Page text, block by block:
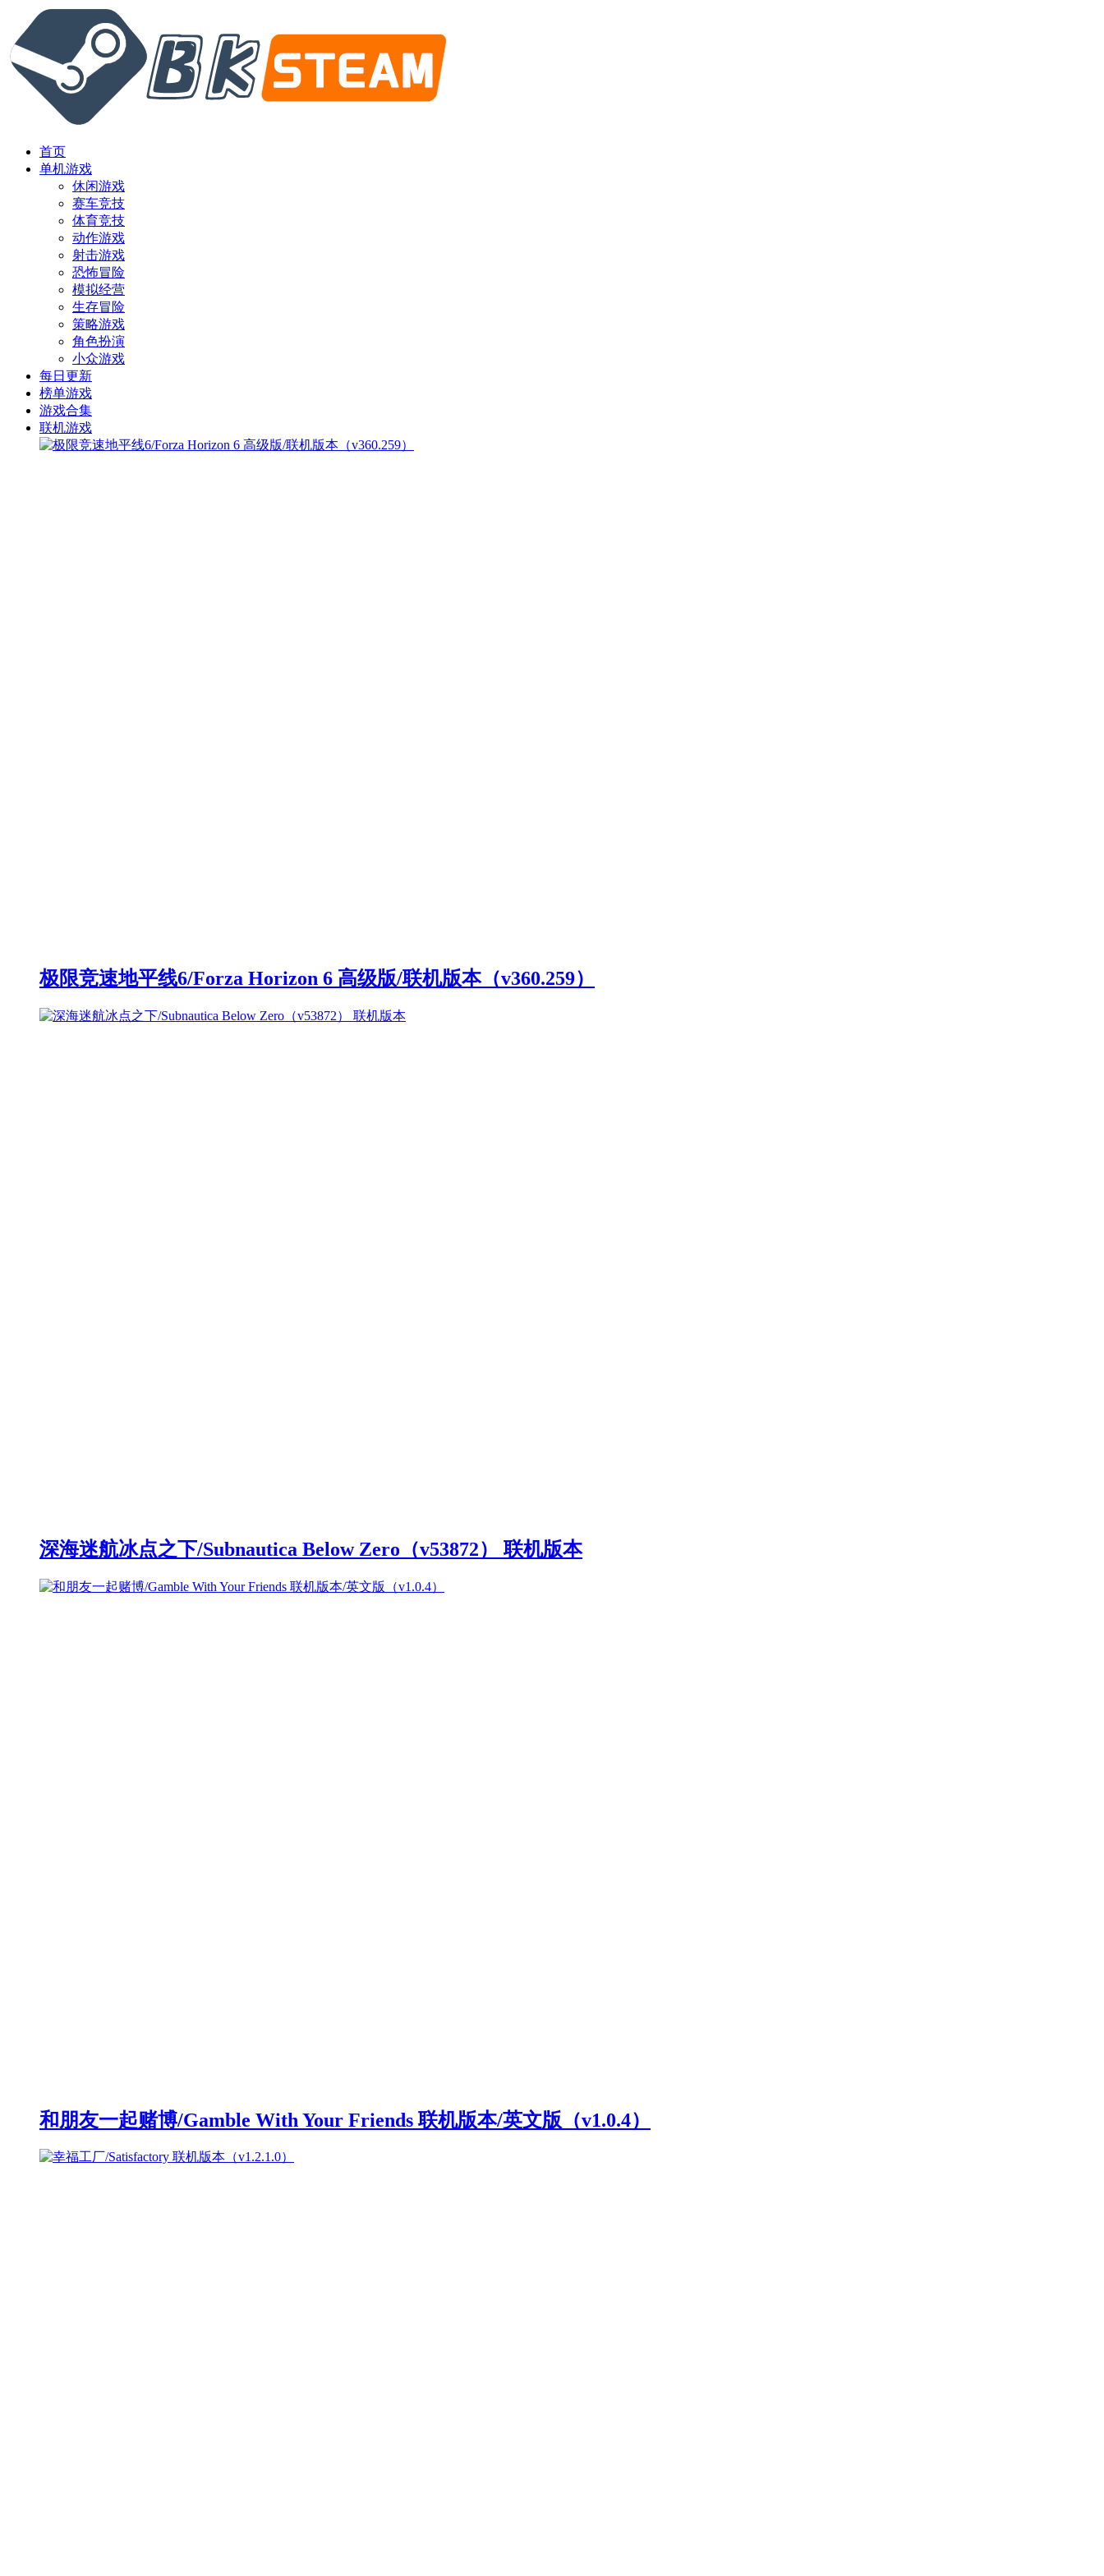
首页
单机游戏
休闲游戏
赛车竞技
体育竞技
动作游戏
射击游戏
恐怖冒险
模拟经营
生存冒险
策略游戏
角色扮演
小众游戏
每日更新
榜单游戏
游戏合集
联机游戏
极限竞速地平线6/Forza Horizon 6 高级版/联机版本（v360.259）
深海迷航冰点之下/Subnautica Below Zero（v53872） 联机版本
和朋友一起赌博/Gamble With Your Friends 联机版本/英文版（v1.0.4）